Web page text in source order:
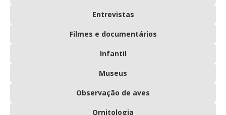
Entrevistas
Filmes e documentários
Infantil
Museus
Observação de aves
Ornitologia